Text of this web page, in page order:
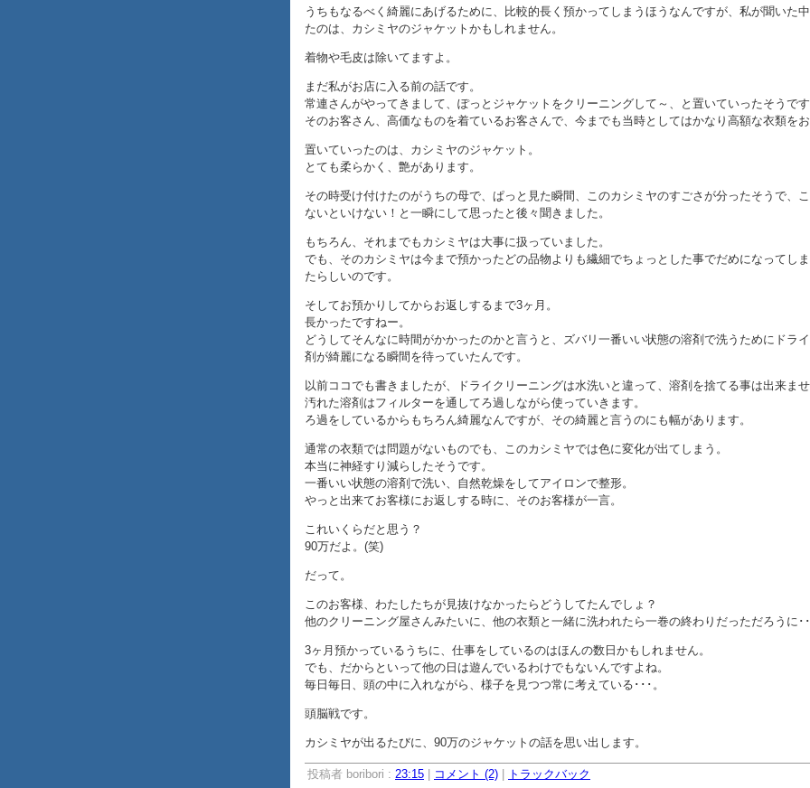
うちもなるべく綺麗にあげるために、比較的長く預かってしまうほうなんですが、私が聞いた
たのは、カシミヤのジャケットかもしれません。
着物や毛皮は除いてますよ。
まだ私がお店に入る前の話です。
常連さんがやってきまして、ぽっとジャケットをクリーニングして～、と置いていったそうで
そのお客さん、高価なものを着ているお客さんで、今までも当時としてはかなり高額な衣類を
置いていったのは、カシミヤのジャケット。
とても柔らかく、艶があります。
その時受け付けたのがうちの母で、ぱっと見た瞬間、このカシミヤのすごさが分ったそうで、
ないといけない！と一瞬にして思ったと後々聞きました。
もちろん、それまでもカシミヤは大事に扱っていました。
でも、そのカシミヤは今まで預かったどの品物よりも繊細でちょっとした事でだめになってし
たらしいのです。
そしてお預かりしてからお返しするまで3ヶ月。
長かったですねー。
どうしてそんなに時間がかかったのかと言うと、ズバリ一番いい状態の溶剤で洗うためにドラ
剤が綺麗になる瞬間を待っていたんです。
以前ココでも書きましたが、ドライクリーニングは水洗いと違って、溶剤を捨てる事は出来ま
汚れた溶剤はフィルターを通してろ過しながら使っていきます。
ろ過をしているからもちろん綺麗なんですが、その綺麗と言うのにも幅があります。
通常の衣類では問題がないものでも、このカシミヤでは色に変化が出てしまう。
本当に神経すり減らしたそうです。
一番いい状態の溶剤で洗い、自然乾燥をしてアイロンで整形。
やっと出来てお客様にお返しする時に、そのお客様が一言。
これいくらだと思う？
90万だよ。(笑)
だって。
このお客様、わたしたちが見抜けなかったらどうしてたんでしょ？
他のクリーニング屋さんみたいに、他の衣類と一緒に洗われたら一巻の終わりだっただろうに･
3ヶ月預かっているうちに、仕事をしているのはほんの数日かもしれません。
でも、だからといって他の日は遊んでいるわけでもないんですよね。
毎日毎日、頭の中に入れながら、様子を見つつ常に考えている･･･。
頭脳戦です。
カシミヤが出るたびに、90万のジャケットの話を思い出します。
投稿者 boribori : 23:15 コメント (2) トラックバック